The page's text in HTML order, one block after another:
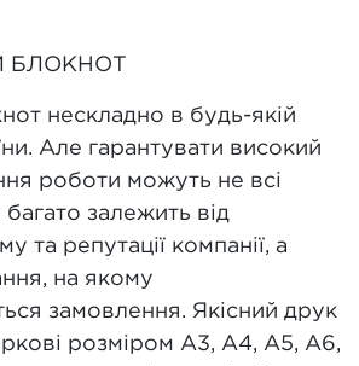
БЛОКНОТ
нескладно в будь-якій
Але гарантувати високий
роботи можуть не всі
залежить від
та репутації компанії, а
на якому
замовлення. Якісний друк
розміром А3, А4, А5, А6,